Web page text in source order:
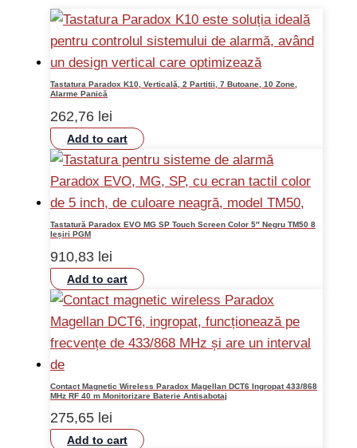
Tastatura Paradox K10, Verticală, 2 Partitii, 7 Butoane, 10 Zone,
Alarme Panică
262,76 lei
Add to cart
Tastatură Paradox EVO MG SP Touch Screen Color 5″ Negru TM50 8
Ieșiri PGM
910,83 lei
Add to cart
Contact Magnetic Wireless Paradox Magellan DCT6 Ingropat 433/868
MHz RF 40 m Monitorizare Baterie Antisabotaj
275,65 lei
Add to cart